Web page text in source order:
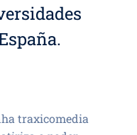
traxicomedia